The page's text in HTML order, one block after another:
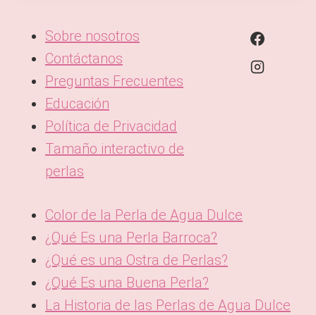
Sobre nosotros
Contáctanos
Preguntas Frecuentes
Educación
Política de Privacidad
Tamaño interactivo de
perlas
Color de la Perla de Agua Dulce
¿Qué Es una Perla Barroca?
¿Qué es una Ostra de Perlas?
¿Qué Es una Buena Perla?
La Historia de las Perlas de Agua Dulce